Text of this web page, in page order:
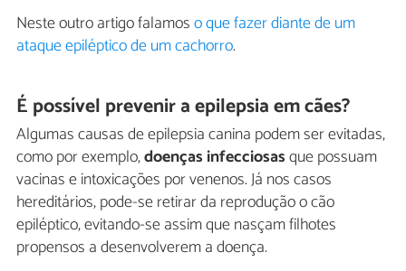
Neste outro artigo falamoso que fazer diante de um
ataque epiléptico de um cachorro.
É possível prevenir a epilepsia em cães?
Algumas causas de epilepsia canina podem ser evitadas,
como por exemplo,doenças infecciosasque possuam
vacinas e intoxicações por venenos. Já nos casos
hereditários, pode-se retirar da reprodução o cão
epiléptico, evitando-se assim que nasçam filhotes
propensos a desenvolverem a doença.